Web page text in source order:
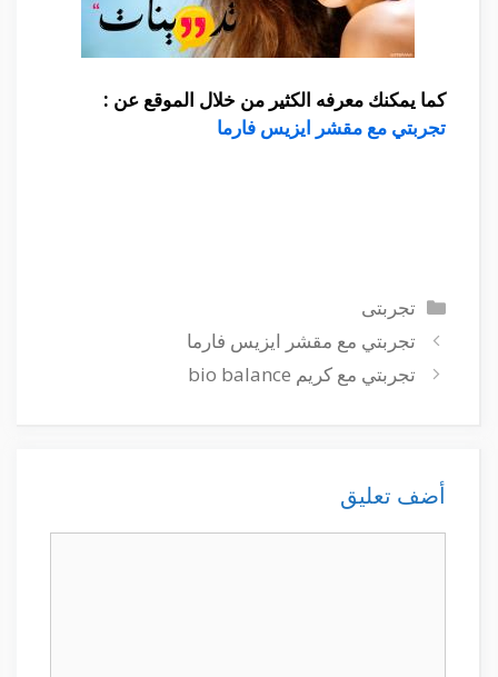
كما يمكنك معرفه الكثير من خلال الموقع عن :
تجربتي مع مقشر ايزيس فارما
التصنيفات
تجربتى
تجربتي مع مقشر ايزيس فارما
تجربتي مع كريم bio balance
أضف تعليق